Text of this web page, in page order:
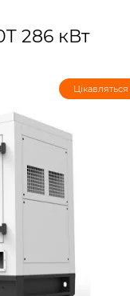
286 кВт
Цікавляться